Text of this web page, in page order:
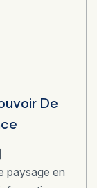
De
paysage en